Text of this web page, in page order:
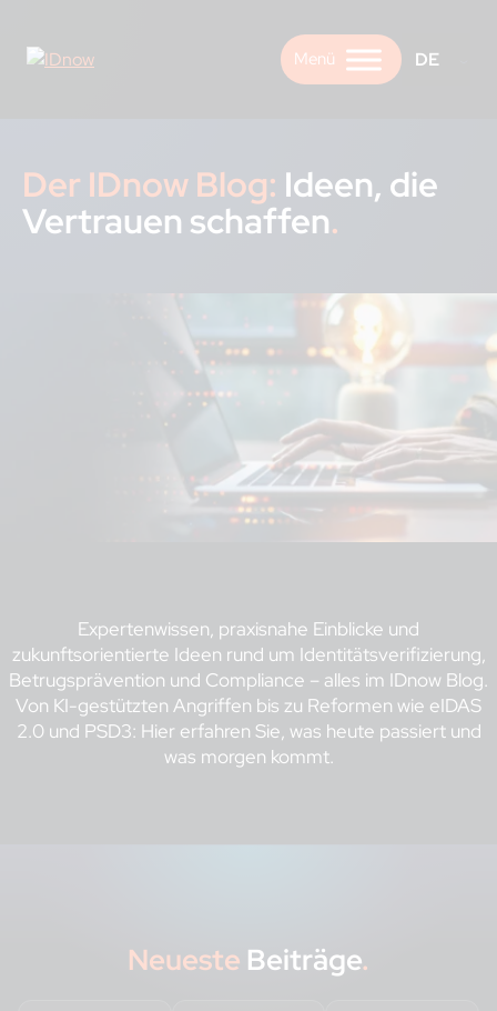
content
DE
Der IDnow Blog: Ideen, die
Vertrauen schaffen.
Expertenwissen, praxisnahe Einblicke und
zukunftsorientierte Ideen rund um Identitätsverifizierung,
Betrugsprävention und Compliance – alles im IDnow Blog.
Von KI-gestützten Angriffen bis zu Reformen wie eIDAS
2.0 und PSD3: Hier erfahren Sie, was heute passiert und
was morgen kommt.
Neueste Beiträge.